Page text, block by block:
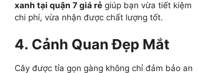
xanh tại quận 7 giá rẻ giúp bạn vừa tiết kiệm
chi phí, vừa nhận được chất lượng tốt.
4. Cảnh Quan Đẹp Mắt
Cây được tỉa gọn gàng không chỉ đảm bảo an